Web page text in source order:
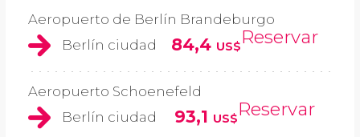
Aeropuerto de Berlín Brandeburgo
Berlín ciudad
84,4 US$Reservar
Aeropuerto Schoenefeld
Berlín ciudad
93,1 US$Reservar